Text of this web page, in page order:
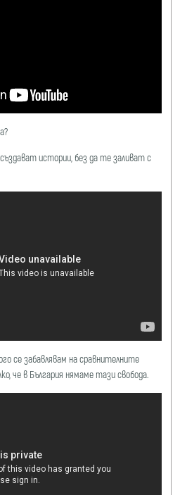
истории, без да те заливат с
се забавлявам на сравнителните
че в България нямаме тази свобода.